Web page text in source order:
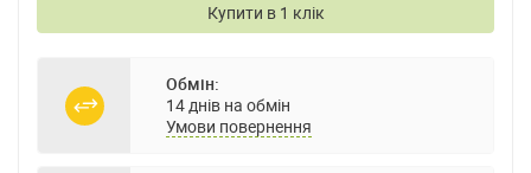
Купити в 1 клік
Обмін:
14 днів на обмін
Умови повернення